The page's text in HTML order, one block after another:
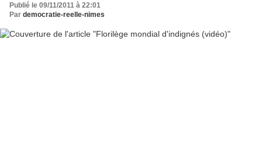
Publié le 09/11/2011 à 22:01
Par democratie-reelle-nimes